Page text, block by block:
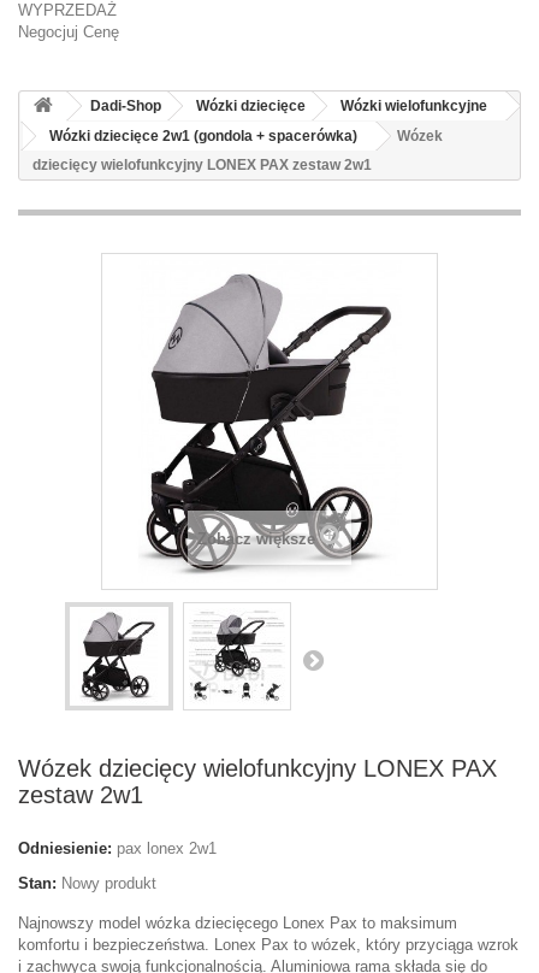
WYPRZEDAŻ
Negocjuj Cenę
Dadi-Shop Wózki dziecięce
Wózki wielofunkcyjne
Wózki dziecięce 2w1 (gondola + spacerówka)
Wózek
dziecięcy wielofunkcyjny LONEX PAX zestaw 2w1
Zobacz większe
Wózek dziecięcy wielofunkcyjny LONEX PAX
zestaw 2w1
Odniesienie: pax lonex 2w1
Stan: Nowy produkt
Najnowszy model wózka dziecięcego Lonex Pax to maksimum
komfortu i bezpieczeństwa. Lonex Pax to wózek, który przyciąga wzrok
i zachwyca swoją funkcjonalnością. Aluminiowa rama składa się do